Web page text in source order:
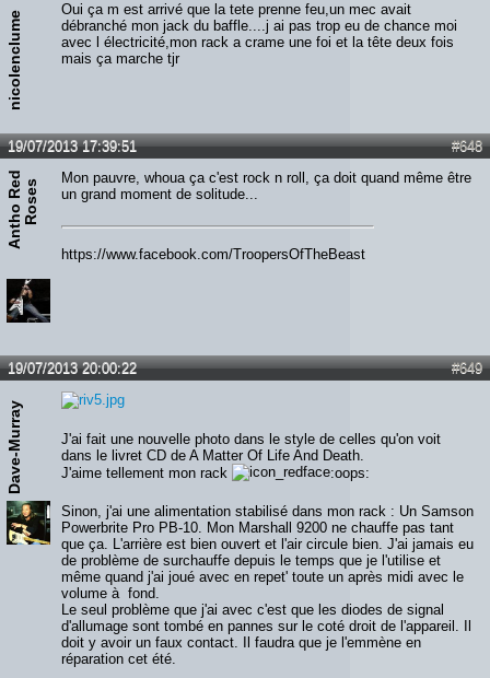
nicolenclume
Oui ça m est arrivé que la tete prenne feu,un mec avait
débranché mon jack du baffle....j ai pas trop eu de chance moi
avec l électricité,mon rack a crame une foi et la tête deux fois
mais ça marche tjr
#648
19/07/2013 17:39:51
A
n
t
h
o
Re
d
R
o
s
es
Mon pauvre, whoua ça c'est rock n roll, ça doit quand même être
un grand moment de solitude...
https://www.facebook.com/TroopersOfTheBeast
#649
19/07/2013 20:00:22
Dave-Murray
J'ai fait une nouvelle photo dans le style de celles qu'on voit
dans le livret CD de A Matter Of Life And Death.
J'aime tellement mon rack
:oops:
Sinon, j'ai une alimentation stabilisé dans mon rack : Un Samson
Powerbrite Pro PB-10. Mon Marshall 9200 ne chauffe pas tant
que ça. L'arrière est bien ouvert et l'air circule bien. J'ai jamais eu
de problème de surchauffe depuis le temps que je l'utilise et
même quand j'ai joué avec en repet' toute un après midi avec le
volume à fond.
Le seul problème que j'ai avec c'est que les diodes de signal
d'allumage sont tombé en pannes sur le coté droit de l'appareil. Il
doit y avoir un faux contact. Il faudra que je l'emmène en
réparation cet été.